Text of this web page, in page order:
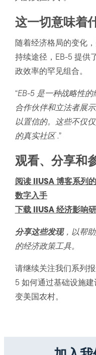
这一切意味着
随着经济格局的变化
持续途径，EB-5 提供
政效率的罕见组合。
“EB-5 是一种战略性的
合作伙伴和立法者展
以置信的。这些不仅
的真实社区 .”
观看、分享和
阅读 IIUSA 博客系列
数字入手
下载 IIUSA 经济影响
分享这些发现，以帮
的经济政策工具。
请继续关注我们系列
5 如何通过基础设施
变美国农村。